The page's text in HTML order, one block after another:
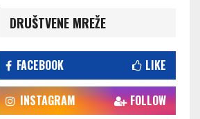
DRUŠTVENE MREŽE
FACEBOOK LIKE
INSTAGRAM FOLLOW